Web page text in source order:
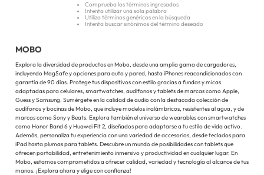
Comprueba los términos ingresados
Intenta utilizar una sola palabra
Utiliza términos genéricos en la búsqueda
Intenta buscar sinónimos del término deseado
MOBO
Explora la diversidad de productos en Mobo, desde una amplia gama de cargadores,
incluyendo MagSafe y opciones para auto y pared, hasta iPhones reacondicionados con
garantía de 90 días. Protege tus dispositivos con estilo gracias a fundas y micas
adaptadas para celulares, smartwatches, audífonos y tablets de marcas como Apple,
Guess y Samsung. Sumérgete en la calidad de audio con la destacada colección de
audífonos y bocinas de Mobo, que incluye modelos inalámbricos, resistentes al agua, y de
marcas como Sony y Beats. Explora también el universo de wearables con smartwatches
como Honor Band 6 y Huawei Fit 2, diseñados para adaptarse a tu estilo de vida activo.
Además, personaliza tu experiencia con una variedad de accesorios, desde teclados para
iPad hasta plumas para tablets. Descubre un mundo de posibilidades con tablets que
ofrecen portabilidad, entretenimiento inmersivo y productividad en cualquier lugar. En
Mobo, estamos comprometidos a ofrecer calidad, variedad y tecnología al alcance de tus
manos. ¡Explora ahora y elige con confianza!